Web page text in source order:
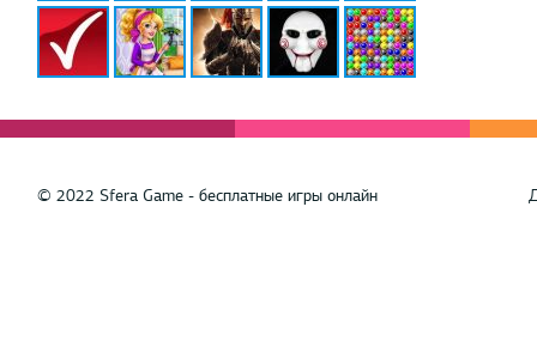
© 2022 Sfera Game - бесплатные игры онлайн